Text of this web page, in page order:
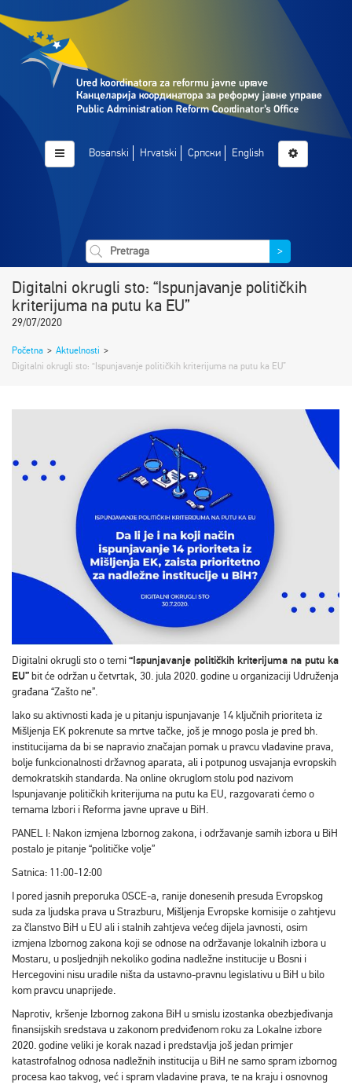
Bosanski Hrvatski Српски English
>
Digitalni okrugli sto: “Ispunjavanje političkih
kriterijuma na putu ka EU”
29/07/2020
Početna > Aktuelnosti >
Digitalni okrugli sto: “Ispunjavanje političkih kriterijuma na putu ka EU”
Digitalni okrugli sto o temi“Ispunjavanje političkih kriterijuma na putu ka
EU”bit će održan u četvrtak, 30. jula 2020. godine u organizaciji Udruženja
građana “Zašto ne”.
Iako su aktivnosti kada je u pitanju ispunjavanje 14 ključnih prioriteta iz
Mišljenja EK pokrenute sa mrtve tačke, još je mnogo posla je pred bh.
institucijama da bi se napravio značajan pomak u pravcu vladavine prava,
bolje funkcionalnosti državnog aparata, ali i potpunog usvajanja evropskih
demokratskih standarda. Na online okruglom stolu pod nazivom
Ispunjavanje političkih kriterijuma na putu ka EU, razgovarati ćemo o
temama Izbori i Reforma javne uprave u BiH.
PANEL I: Nakon izmjena Izbornog zakona, i održavanje samih izbora u BiH
postalo je pitanje “političke volje”
Satnica: 11:00-12:00
I pored jasnih preporuka OSCE-a, ranije donesenih presuda Evropskog
suda za ljudska prava u Strazburu, Mišljenja Evropske komisije o zahtjevu
za članstvo BiH u EU ali i stalnih zahtjeva većeg dijela javnosti, osim
izmjena Izbornog zakona koji se odnose na održavanje lokalnih izbora u
Mostaru, u posljednjih nekoliko godina nadležne institucije u Bosni i
Hercegovini nisu uradile ništa da ustavno-pravnu legislativu u BiH u bilo
kom pravcu unaprijede.
Naprotiv, kršenje Izbornog zakona BiH u smislu izostanka obezbjeđivanja
finansijskih sredstava u zakonom predviđenom roku za Lokalne izbore
2020. godine veliki je korak nazad i predstavlja još jedan primjer
katastrofalnog odnosa nadležnih institucija u BiH ne samo spram izbornog
procesa kao takvog, već i spram vladavine prava, te na kraju i osnovnog